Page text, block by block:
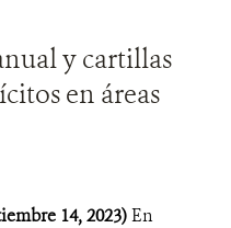
y cartillas
en áreas
14, 2023)En